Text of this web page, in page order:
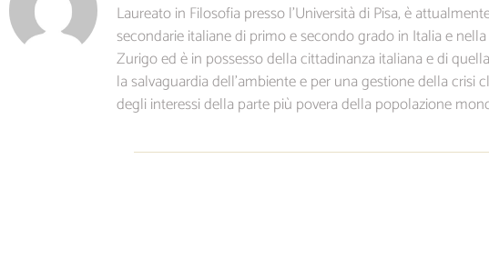
Laureato in Filosofia presso l’Università di Pisa, è
secondarie italiane di primo e secondo grado in Italia e
Zurigo ed è in possesso della cittadinanza italiana e di
la salvaguardia dell’ambiente e per una gestione della
degli interessi della parte più povera della popolazione